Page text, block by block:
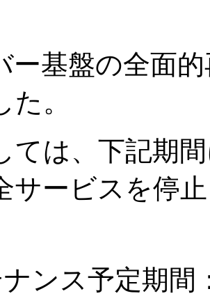
ー基盤の全面
。
ては、下記期
サービスを停
ンス予定期間